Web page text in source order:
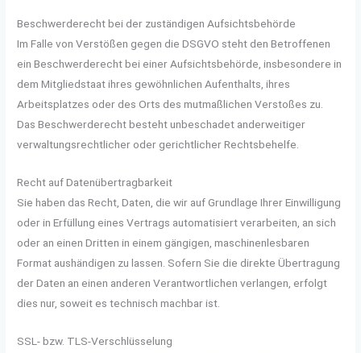
Beschwerde­recht bei der zuständigen Aufsichts­behörde
Im Falle von Verstößen gegen die DSGVO steht den Betroffenen
ein Beschwerderecht bei einer Aufsichtsbehörde, insbesondere in
dem Mitgliedstaat ihres gewöhnlichen Aufenthalts, ihres
Arbeitsplatzes oder des Orts des mutmaßlichen Verstoßes zu.
Das Beschwerderecht besteht unbeschadet anderweitiger
verwaltungsrechtlicher oder gerichtlicher Rechtsbehelfe.
Recht auf Daten­übertrag­barkeit
Sie haben das Recht, Daten, die wir auf Grundlage Ihrer Einwilligung
oder in Erfüllung eines Vertrags automatisiert verarbeiten, an sich
oder an einen Dritten in einem gängigen, maschinenlesbaren
Format aushändigen zu lassen. Sofern Sie die direkte Übertragung
der Daten an einen anderen Verantwortlichen verlangen, erfolgt
dies nur, soweit es technisch machbar ist.
SSL- bzw. TLS-Verschlüsselung